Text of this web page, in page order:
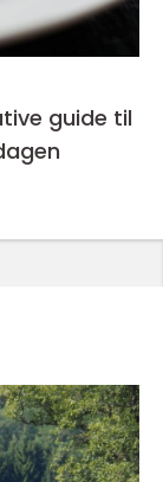
guide til